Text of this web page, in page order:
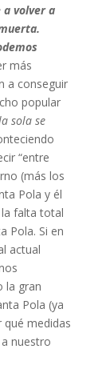
a volver a
más
a conseguir
popular
sola se
“entre
(más los
Pola y él
la falta total
Pola. Si en
actual
la gran
Pola (ya
medidas
nuestro